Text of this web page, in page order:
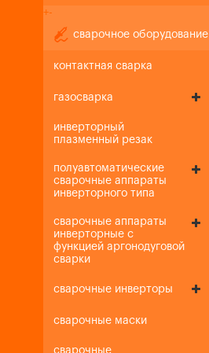
+-
сварочное оборудование
контактная сварка
газосварка
инверторный
плазменный резак
полуавтоматические
сварочные аппараты
инверторного типа
сварочные аппараты
инверторные с
функцией аргонодуговой
сварки
сварочные инверторы
сварочные маски
сварочные